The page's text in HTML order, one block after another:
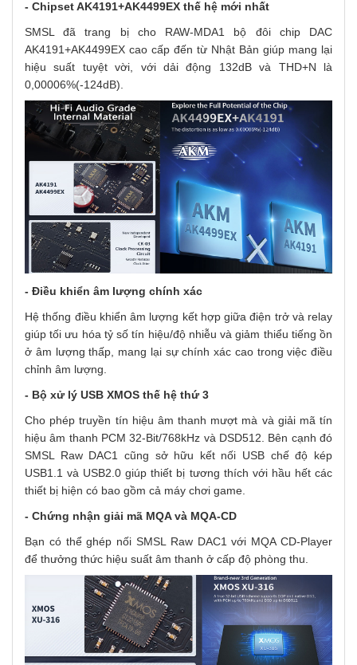
- Chipset AK4191+AK4499EX thế hệ mới nhất
SMSL đã trang bị cho RAW-MDA1
bộ đôi chip DAC
AK4191+AK4499EX cao cấp đến từ Nhật Bản giúp mang lại
hiệu suất tuyệt vời, với dải động 132dB và THD+N là
0,00006%(-124dB).
- Điều khiển âm lượng chính xác
Hệ thống điều khiển âm lượng kết hợp giữa điện trở và relay
giúp tối ưu hóa tỷ số tín hiệu/độ nhiễu và giảm thiểu tiếng ồn
ở âm lượng thấp, mang lại sự chính xác cao trong việc điều
chỉnh âm lượng.
- Bộ xử lý USB XMOS thế hệ thứ 3
Cho phép truyền tín hiệu âm thanh mượt mà và giải mã tín
hiệu âm thanh PCM 32-Bit/768kHz và DSD512. Bên cạnh đó
SMSL Raw DAC1 cũng sở hữu kết nối USB chế độ kép
USB1.1 và USB2.0 giúp thiết bị tương thích với hầu hết các
thiết bị hiện có bao gồm cả máy chơi game.
- Chứng nhận giải mã MQA và MQA-CD
Bạn có thể ghép nối SMSL Raw DAC1 với MQA CD-Player
để thưởng thức hiệu suất âm thanh ở cấp độ phòng thu.